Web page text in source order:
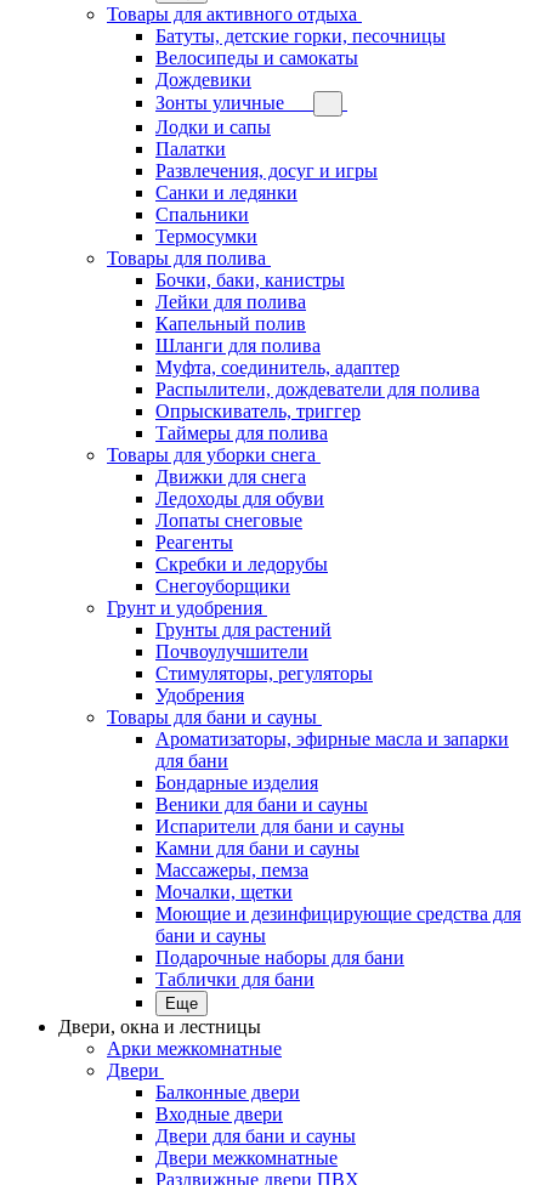
Товары для активного отдыха
Батуты, детские горки, песочницы
Велосипеды и самокаты
Дождевики
Зонты уличные
Лодки и сапы
Палатки
Развлечения, досуг и игры
Санки и ледянки
Спальники
Термосумки
Товары для полива
Бочки, баки, канистры
Лейки для полива
Капельный полив
Шланги для полива
Муфта, соединитель, адаптер
Распылители, дождеватели для полива
Опрыскиватель, триггер
Таймеры для полива
Товары для уборки снега
Движки для снега
Ледоходы для обуви
Лопаты снеговые
Реагенты
Скребки и ледорубы
Снегоуборщики
Грунт и удобрения
Грунты для растений
Почвоулучшители
Стимуляторы, регуляторы
Удобрения
Товары для бани и сауны
Ароматизаторы, эфирные масла и запарки
для бани
Бондарные изделия
Веники для бани и сауны
Испарители для бани и сауны
Камни для бани и сауны
Массажеры, пемза
Мочалки, щетки
Моющие и дезинфицирующие средства для
бани и сауны
Подарочные наборы для бани
Таблички для бани
Еще
Двери, окна и лестницы
Арки межкомнатные
Двери
Балконные двери
Входные двери
Двери для бани и сауны
Двери межкомнатные
Раздвижные двери ПВХ